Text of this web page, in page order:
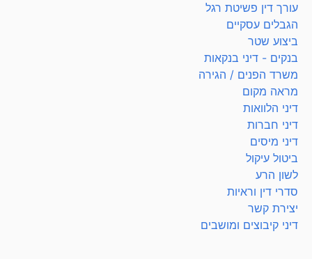
עורך דין פשיטת רגל
הגבלים עסקיים
ביצוע שטר
בנקים - דיני בנקאות
משרד הפנים / הגירה
מראה מקום
דיני הלוואות
דיני חברות
דיני מיסים
ביטול עיקול
לשון הרע
סדרי דין וראיות
יצירת קשר
דיני קיבוצים ומושבים